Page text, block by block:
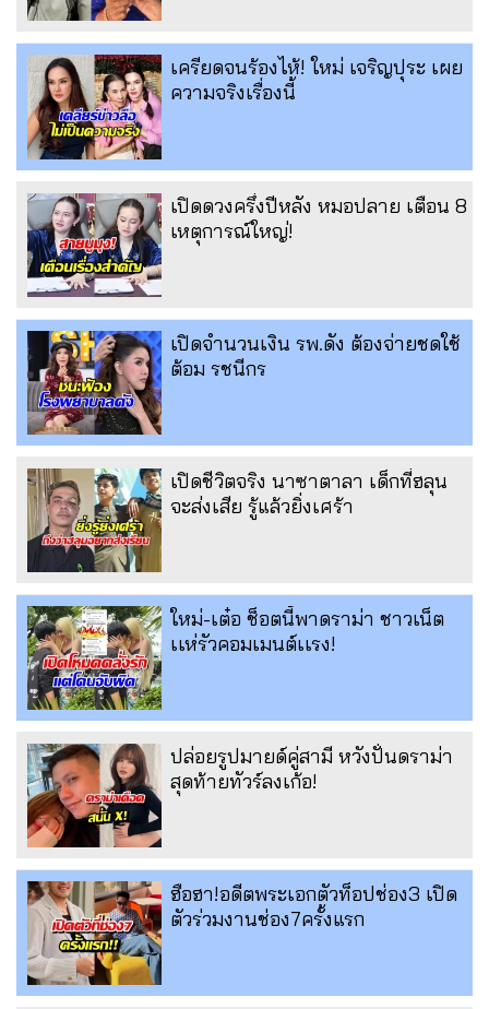
เครียดจนร้องไห้! ใหม่ เจริญปุระ เผย
ความจริงเรื่องนี้
เปิดดวงครึ่งปีหลัง หมอปลาย เตือน 8
เหตุการณ์ใหญ่!
เปิดจำนวนเงิน รพ.ดัง ต้องจ่ายชดใช้
ต้อม รชนีกร
เปิดชีวิตจริง นาซาตาลา เด็กที่ฮลุน
จะส่งเสีย รู้แล้วยิ่งเศร้า
ใหม่-เต๋อ ช็อตนี้พาดราม่า ชาวเน็ต
เเห่รัวคอมเมนต์เเรง!
ปล่อยรูปมายด์คู่สามี หวังปั่นดราม่า
สุดท้ายทัวร์ลงเก้อ!
ฮือฮา!อดีตพระเอกตัวท็อปช่อง3 เปิด
ตัวร่วมงานช่อง7ครั้งแรก